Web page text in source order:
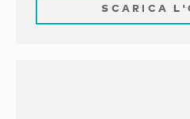
SCARICA